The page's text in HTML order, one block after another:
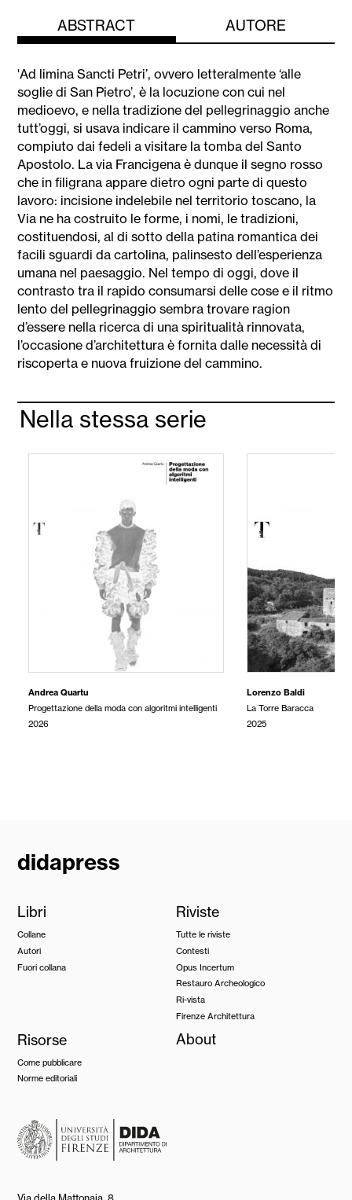
ABSTRACT AUTORE
'Ad limina Sancti Petri’, ovvero letteralmente ‘alle
soglie di San Pietro’, è la locuzione con cui nel
medioevo, e nella tradizione del pellegrinaggio anche
tutt’oggi, si usava indicare il cammino verso Roma,
compiuto dai fedeli a visitare la tomba del Santo
Apostolo. La via Francigena è dunque il segno rosso
che in filigrana appare dietro ogni parte di questo
lavoro: incisione indelebile nel territorio toscano, la
Via ne ha costruito le forme, i nomi, le tradizioni,
costituendosi, al di sotto della patina romantica dei
facili sguardi da cartolina, palinsesto dell’esperienza
umana nel paesaggio. Nel tempo di oggi, dove il
contrasto tra il rapido consumarsi delle cose e il ritmo
lento del pellegrinaggio sembra trovare ragion
d’essere nella ricerca di una spiritualità rinnovata,
l’occasione d’architettura è fornita dalle necessità di
riscoperta e nuova fruizione del cammino.
Nella stessa serie
Andrea Quartu
Progettazione della moda con algoritmi intelligenti
2026
Lorenzo Baldi
La Torre Baracca
2025
didapress
Libri
Collane
Autori
Fuori collana
Riviste
Tutte le riviste
Contesti
Opus Incertum
Restauro Archeologico
Ri-vista
Firenze Architettura
Risorse
Come pubblicare
Norme editoriali
About